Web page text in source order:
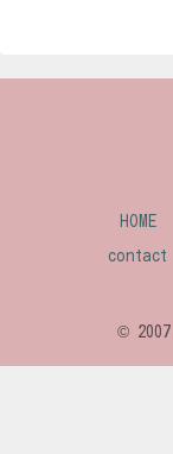
HOME
contact
©